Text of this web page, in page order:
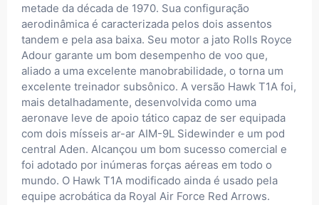
metade da década de 1970. Sua configuração
aerodinâmica é caracterizada pelos dois assentos
tandem e pela asa baixa. Seu motor a jato Rolls Royce
Adour garante um bom desempenho de voo que,
aliado a uma excelente manobrabilidade, o torna um
excelente treinador subsônico. A versão Hawk T1A foi,
mais detalhadamente, desenvolvida como uma
aeronave leve de apoio tático capaz de ser equipada
com dois mísseis ar-ar AIM-9L Sidewinder e um pod
central Aden. Alcançou um bom sucesso comercial e
foi adotado por inúmeras forças aéreas em todo o
mundo. O Hawk T1A modificado ainda é usado pela
equipe acrobática da Royal Air Force Red Arrows.